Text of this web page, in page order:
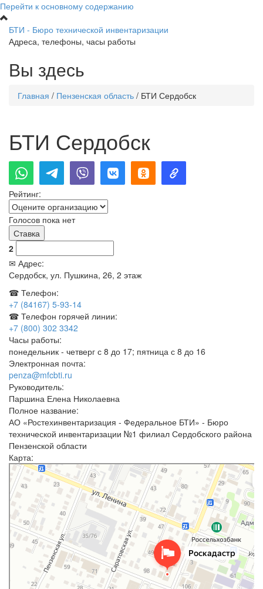
Перейти к основному содержанию
БТИ - Бюро технической инвентаризации
Адреса, телефоны, часы работы
Вы здесь
Главная / Пензенская область / БТИ Сердобск
БТИ Сердобск
Рейтинг:
Голосов пока нет
2
✉ Адрес:
Сердобск, ул. Пушкина, 26, 2 этаж
☎ Телефон:
+7 (84167) 5-93-14
☎ Телефон горячей линии:
+7 (800) 302 3342
Часы работы:
понедельник - четверг с 8 до 17; пятница с 8 до 16
Электронная почта:
penza@mfcbti.ru
Руководитель:
Паршина Елена Николаевна
Полное название:
АО «Ростехинвентаризация - Федеральное БТИ» - Бюро
технической инвентаризации №1 филиал Сердобского района
Пензенской области
Карта:
Ростехинвентаризация
БТИ в Сердобске
Кадастровые работы в Сердобске